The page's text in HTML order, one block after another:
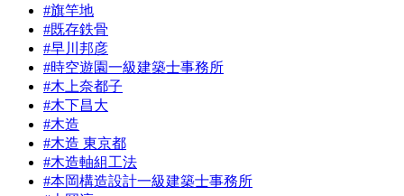
#旗竿地
#既存鉄骨
#早川邦彦
#時空遊園一級建築士事務所
#木上奈都子
#木下昌大
#木造
#木造 東京都
#木造軸組工法
#本岡構造設計一級建築士事務所